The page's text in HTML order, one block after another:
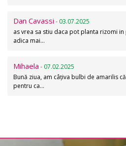
Dan Cavassi - 03.07.2025
as vrea sa stiu daca pot planta rizomi
adica mai…
Mihaela - 07.02.2025
Bună ziua, am câțiva bulbi de amarilis
pentru ca…